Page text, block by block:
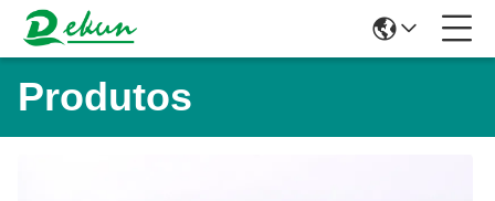
Produtos